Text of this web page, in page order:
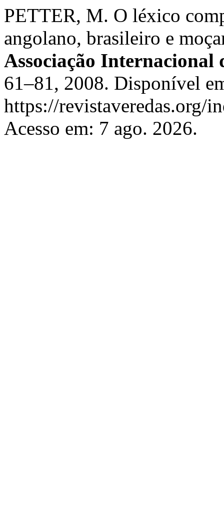
PETTER, M. O léxico
angolano, brasileiro e
Associação Internacional
61–81, 2008. Disponível
https://revistaveredas.org/
Acesso em: 7 ago. 2026.